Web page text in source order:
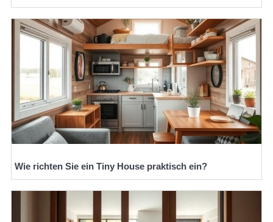
Wie richten Sie ein Tiny House praktisch ein?